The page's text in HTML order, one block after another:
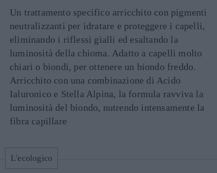
Un trattamento specifico arricchito con pigmenti
neutralizzanti per idratare e proteggere i capelli,
eliminando i riflessi gialli ed esaltando la
luminosità della chioma. Adatto a capelli molto
chiari o biondi, per ottenere un biondo freddo.
Arricchito con una combinazione di Acido
Ialuronico e Stella Alpina, la formula ravviva la
luminosità del biondo, nutrendo intensamente la
fibra capillare
L'ecologico